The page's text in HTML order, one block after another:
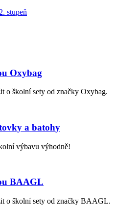
2. stupeň
Oxybag
o školní sety od značky Oxybag.
a batohy
výbavu výhodně!
BAAGL
o školní sety od značky BAAGL.